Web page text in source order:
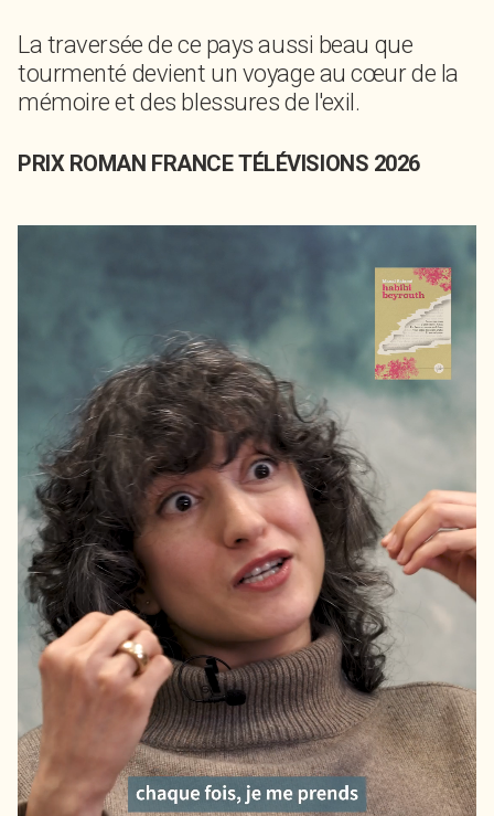
La traversée de ce pays aussi beau que
tourmenté devient un voyage au cœur de la
mémoire et des blessures de l'exil.
PRIX ROMAN FRANCE TÉLÉVISIONS 2026